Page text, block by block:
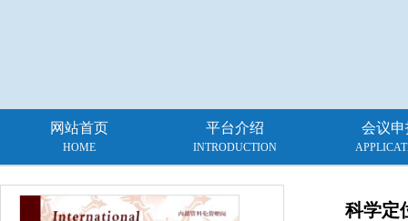
网站首页
HOME
平台介绍
INTRODUCTION
会议申
科学定